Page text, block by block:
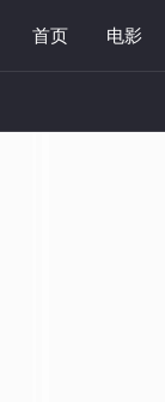
首页 电影